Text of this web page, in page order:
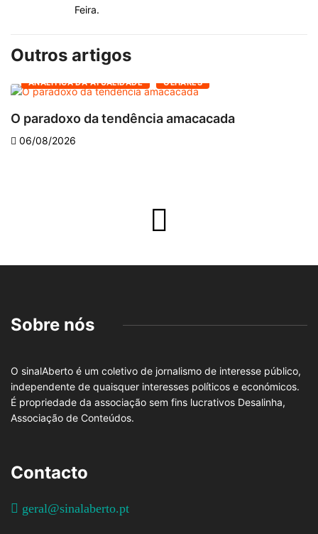
Feira.
Outros artigos
ANALÍTICA DA ATUALIDADE OLHARES
O paradoxo da tendência amacacada
06/08/2026
Sobre nós
O sinalAberto é um coletivo de jornalismo de interesse público,
independente de quaisquer interesses políticos e económicos.
É propriedade da associação sem fins lucrativos Desalinha,
Associação de Conteúdos.
Contacto
geral@sinalaberto.pt